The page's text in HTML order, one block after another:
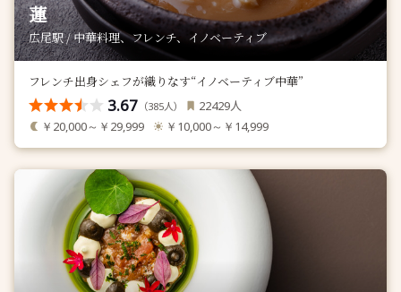
蓮
広尾駅 / 中華料理、フレンチ、イノベーティブ
フレンチ出身シェフが織りなす“イノベーティブ中華”
3.67 （385人） 22429人
￥20,000～￥29,999 ￥10,000～￥14,999